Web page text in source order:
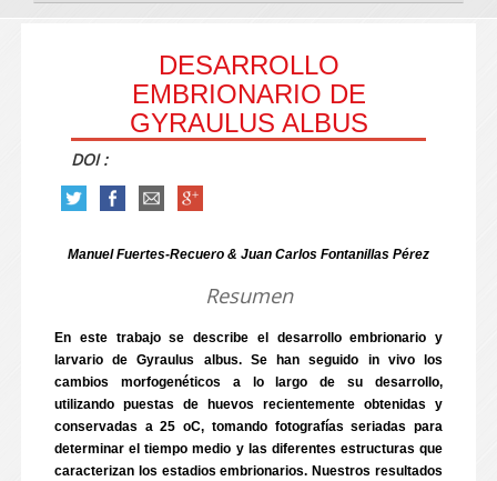
DESARROLLO
EMBRIONARIO DE
GYRAULUS ALBUS
DOI :
Manuel Fuertes-Recuero & Juan Carlos Fontanillas Pérez
Resumen
En este trabajo se describe el desarrollo embrionario y
larvario de Gyraulus albus. Se han seguido in vivo los
cambios morfogenéticos a lo largo de su desarrollo,
utilizando puestas de huevos recientemente obtenidas y
conservadas a 25 oC, tomando fotografías seriadas para
determinar el tiempo medio y las diferentes estructuras que
caracterizan los estadios embrionarios. Nuestros resultados